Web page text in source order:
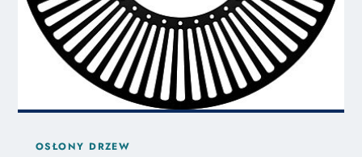
OSŁONY DRZEW